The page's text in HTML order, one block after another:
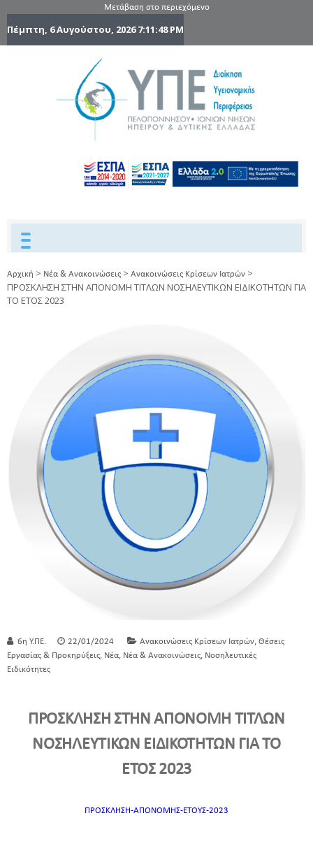
Μετάβαση στο περιεχόμενο
Πέμπτη, 6 Αυγούστου, 20267:11:49 PM
Ηπείρου
Δυτικής
Ελλάδας
Αρχική > Νέα & Ανακοινώσεις > Ανακοινώσεις Κρίσεων Ιατρών >
ΠΡΟΣΚΛΗΣΗ ΣΤΗΝ ΑΠΟΝΟΜΗ ΤΙΤΛΩΝ ΝΟΣΗΛΕΥΤΙΚΩΝ ΕΙΔΙΚΟΤΗΤΩΝ ΓΙΑ
ΤΟ ΕΤΟΣ 2023
6η Υ.ΠΕ. 22/01/2024 Ανακοινώσεις Κρίσεων Ιατρών Θέσεις
Εργασίας & Προκηρύξεις Νέα Νέα & Ανακοινώσεις Νοσηλευτικές
Ειδικότητες
ΠΡΟΣΚΛΗΣΗ ΣΤΗΝ ΑΠΟΝΟΜΗ ΤΙΤΛΩΝ
ΝΟΣΗΛΕΥΤΙΚΩΝ ΕΙΔΙΚΟΤΗΤΩΝ ΓΙΑ ΤΟ
ΕΤΟΣ 2023
ΠΡΟΣΚΛΗΣΗ-ΑΠΟΝΟΜΗΣ-ΕΤΟΥΣ-2023